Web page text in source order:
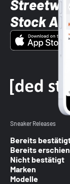
Stock
Sneaker Releases
Bereits
Bereits
Nicht bestätigt
Marken
Modelle